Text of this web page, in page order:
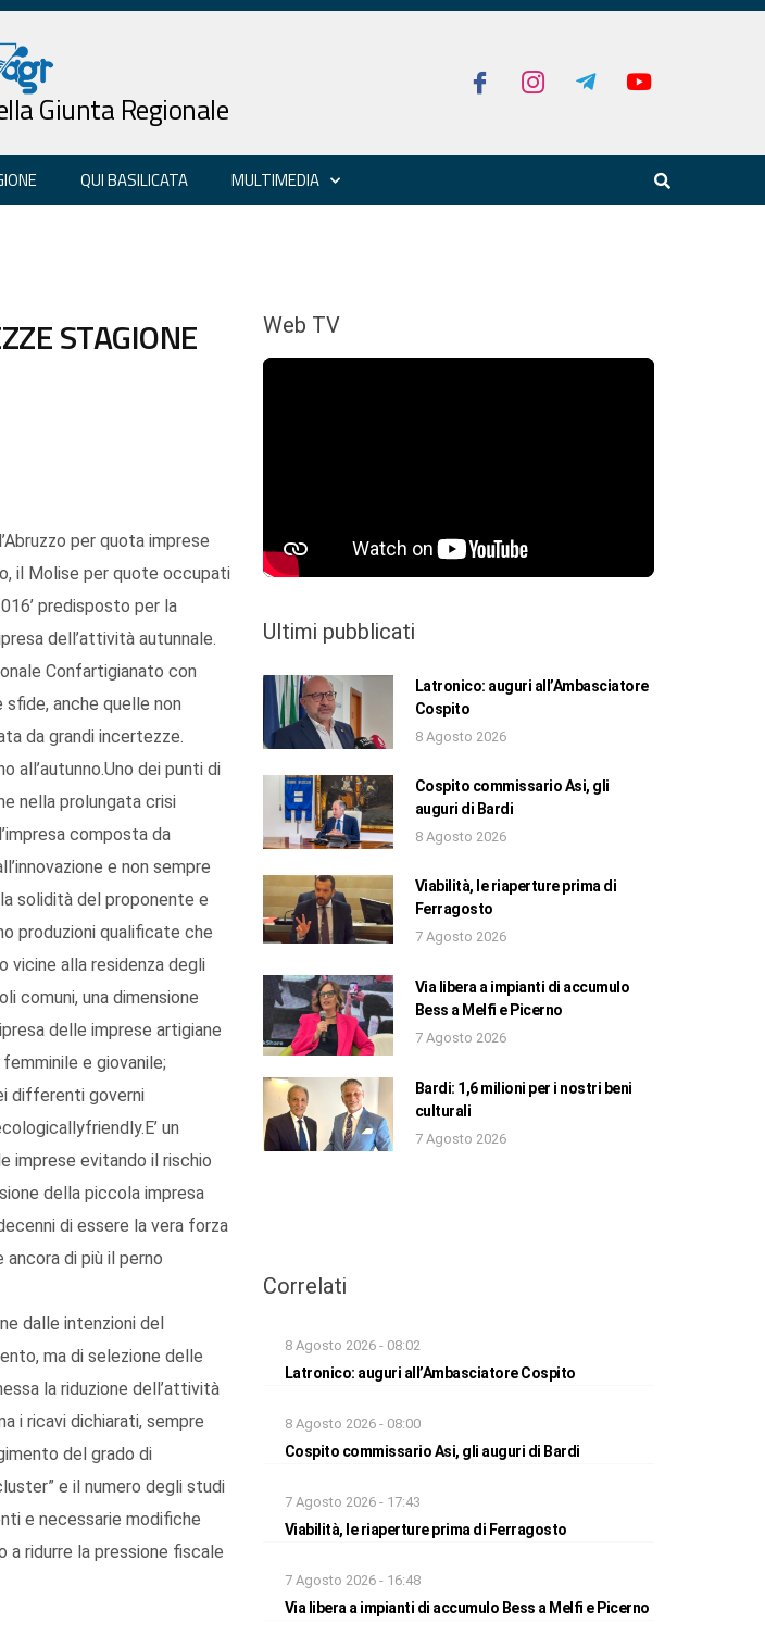
Giunta Regionale
QUI BASILICATA MULTIMEDIA
STAGIONE
per quota imprese
il Molise per quote occupati
predisposto per la
dell’attività autunnale.
Confartigianato con
anche quelle non
da grandi incertezze.
all’autunno.Uno dei punti di
nella prolungata crisi
composta da
e non sempre
solidità del proponente e
produzioni qualificate che
vicine alla residenza degli
comuni, una dimensione
delle imprese artigiane
e giovanile;
differenti governi
un
imprese evitando il rischio
della piccola impresa
di essere la vera forza
di più il perno
dalle intenzioni del
ma di selezione delle
la riduzione dell’attività
i ricavi dichiarati, sempre
del grado di
e il numero degli studi
e necessarie modifiche
ridurre la pressione fiscale
Web TV
Ultimi pubblicati
Latronico: auguri all’Ambasciatore
Cospito
8 Agosto 2026
Cospito commissario Asi, gli
auguri di Bardi
8 Agosto 2026
Viabilità, le riaperture prima di
Ferragosto
7 Agosto 2026
Via libera a impianti di accumulo
Bess a Melfi e Picerno
7 Agosto 2026
Bardi: 1,6 milioni per i nostri beni
culturali
7 Agosto 2026
Correlati
8 Agosto 2026 - 08:02
Latronico: auguri all’Ambasciatore Cospito
8 Agosto 2026 - 08:00
Cospito commissario Asi, gli auguri di Bardi
7 Agosto 2026 - 17:43
Viabilità, le riaperture prima di Ferragosto
7 Agosto 2026 - 16:48
Via libera a impianti di accumulo Bess a Melfi e Picerno